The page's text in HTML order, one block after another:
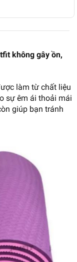
không gây ồn,
làm từ chất liệu
sự êm ái thoải mái
giúp bạn tránh